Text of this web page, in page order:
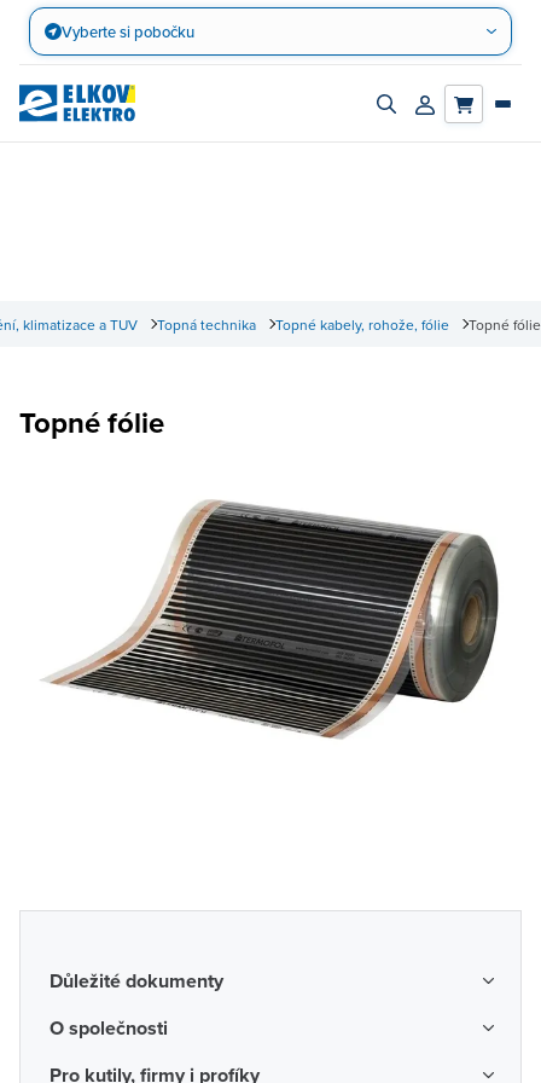
Přejít
obsah
Vyberte si pobočku
Zapnout/vypnout
Přihlásit/
Topné fólie
Topné kabely, rohože, fólie
Topná technika
klimatizace a TUV
Topné fólie
Důležité dokumenty
Obchodní podmínky
O společnosti
O nás
Pro kutily, firmy i profíky